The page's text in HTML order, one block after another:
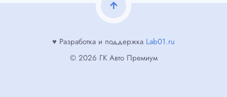
© 2026 ГК Авто Премиум
arrow_upward
♥ Разработка и поддержка Lab01.ru